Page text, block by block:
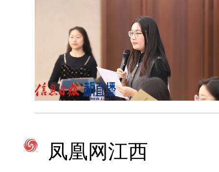
凤凰网江西